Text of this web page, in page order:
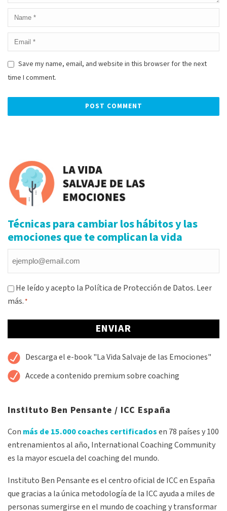
Save my name, email, and website in this browser for the next
time I comment.
Técnicas para cambiar los hábitos y las
emociones que te complican la vida
Consentimiento
*
He leído y acepto la Política de Protección de Datos. Leer
más.*
Alternative:
Descarga el e-book "La Vida Salvaje de las Emociones"
Accede a contenido premium sobre coaching
Instituto Ben Pensante / ICC España
Con más de 15.000 coaches certificadosen 78 países y 100
entrenamientos al año, International Coaching Community
es la mayor escuela del coaching del mundo.
Instituto Ben Pensante es el centro oficial de ICC en España
que gracias a la única metodología de la ICC ayuda a miles de
personas sumergirse en el mundo de coaching y transformar